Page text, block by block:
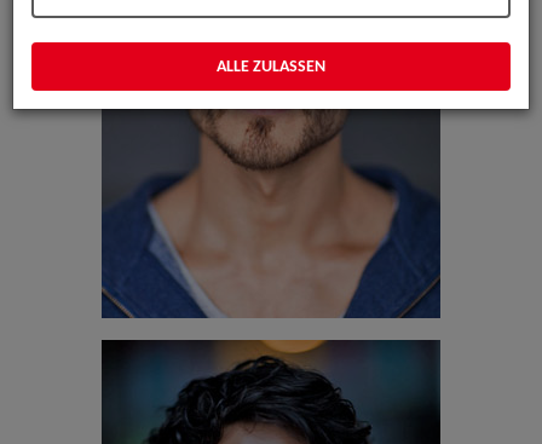
ALLE ZULASSEN